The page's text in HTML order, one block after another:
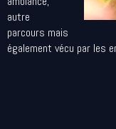
autre
parcours mais
également vécu par les